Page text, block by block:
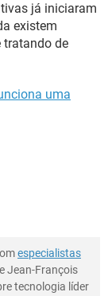
já iniciaram
existem
tratando de
uma
especialistas
Jean-François
tecnologia líder